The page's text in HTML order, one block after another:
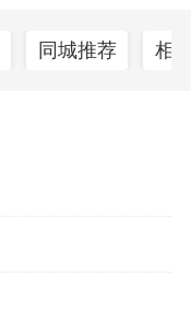
同城推荐 相